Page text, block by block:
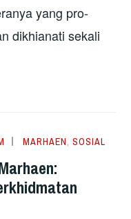
yang pro-
dikhianati sekali
MARHAEN,SOSIAL